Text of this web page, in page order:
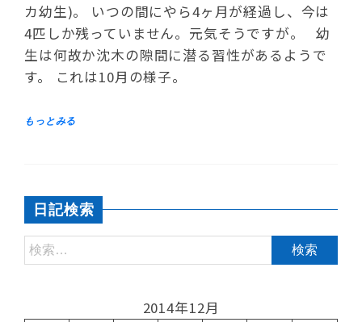
カ幼生)。 いつの間にやら4ヶ月が経過し、今は
4匹しか残っていません。元気そうですが。 幼
生は何故か沈木の隙間に潜る習性があるようで
す。 これは10月の様子。
日記検索
2014年12月